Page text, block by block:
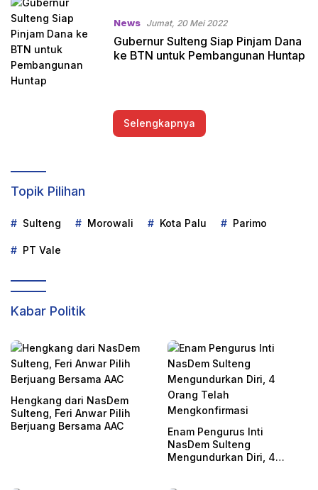
News Jumat, 20 Mei 2022
Gubernur Sulteng Siap Pinjam Dana
ke BTN untuk Pembangunan Huntap
Selengkapnya
Topik Pilihan
Sulteng Morowali Kota Palu Parimo
PT Vale
Kabar Politik
Hengkang dari NasDem
Sulteng, Feri Anwar Pilih
Berjuang Bersama AAC
Enam Pengurus Inti
NasDem Sulteng
Mengundurkan Diri, 4